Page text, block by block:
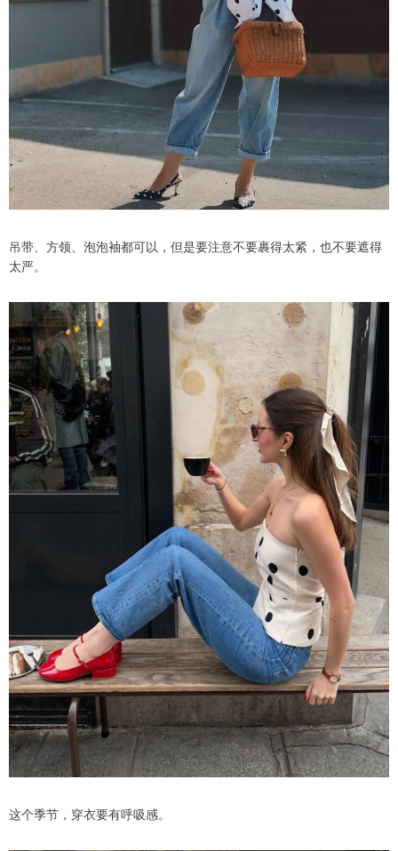
吊带、方领、泡泡袖都可以，但是要注意不要裹得太紧，也不要遮得
太严。
这个季节，穿衣要有呼吸感。